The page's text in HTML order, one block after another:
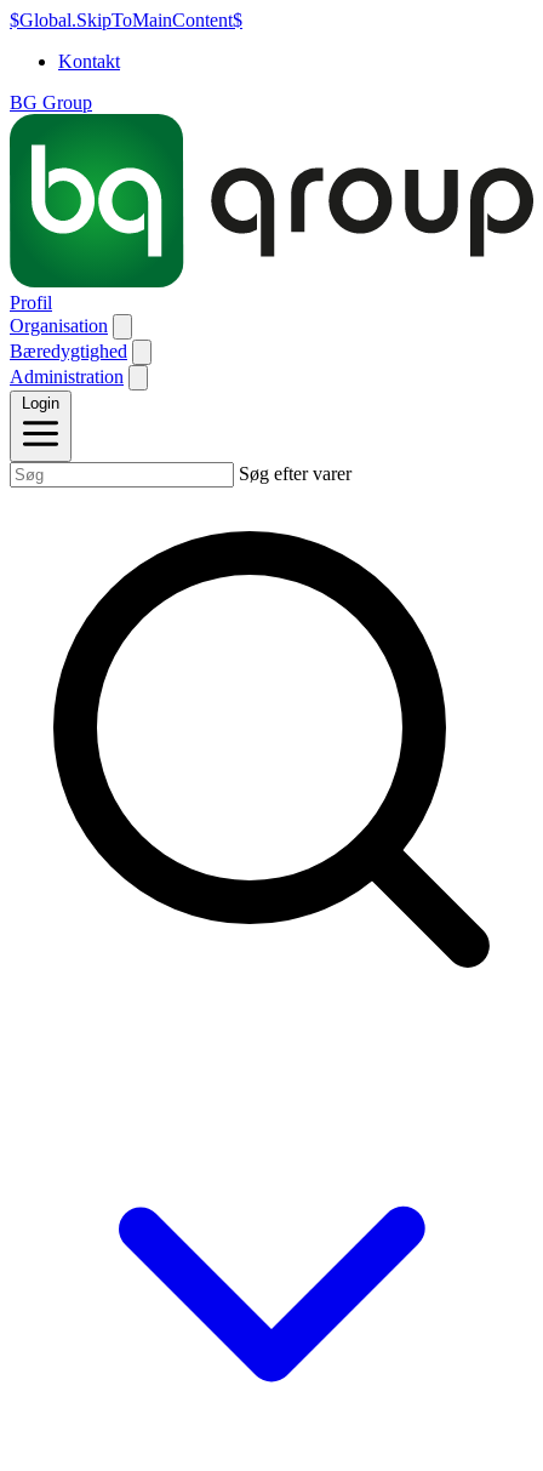
$Global.SkipToMainContent$
Kontakt
BG Group
Profil
Organisation
Bæredygtighed
Administration
Login
Søg efter varer